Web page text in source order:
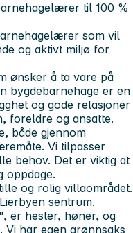
til 100 %
som vil
og aktivt miljø for
ønsker å ta vare på
bygdebarnehage er en
og gode relasjoner
foreldre og ansatte.
både gjennom
Vi tilpasser
behov. Det er viktig at
oppdage.
og rolig villaområdet.
sentrum.
er hester, høner, og
Vi har egen grønnsaks